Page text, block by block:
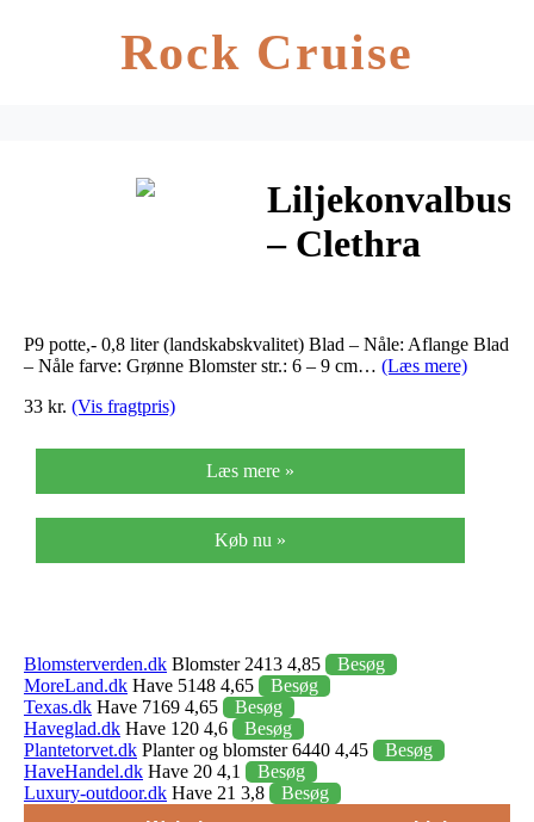
Rock Cruise
Liljekonvalbusk
– Clethra
P9 potte,- 0,8 liter (landskabskvalitet) Blad – Nåle: Aflange Blad
– Nåle farve: Grønne Blomster str.: 6 – 9 cm… (Læs mere)
33 kr. (Vis fragtpris)
Læs mere »
Køb nu »
Blomsterverden.dk Blomster 2413 4,85
Besøg
MoreLand.dk Have 5148 4,65
Besøg
Texas.dk Have 7169 4,65
Besøg
Haveglad.dk Have 120 4,6
Besøg
Plantetorvet.dk Planter og blomster 6440 4,45
Besøg
HaveHandel.dk Have 20 4,1
Besøg
Luxury-outdoor.dk Have 21 3,8
Besøg